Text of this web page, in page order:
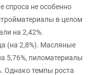
спроса не особенно
в целом
на 2,42%.
(на 2,8%). Масляные
5,76%, пиломатериалы
Однако темпы роста